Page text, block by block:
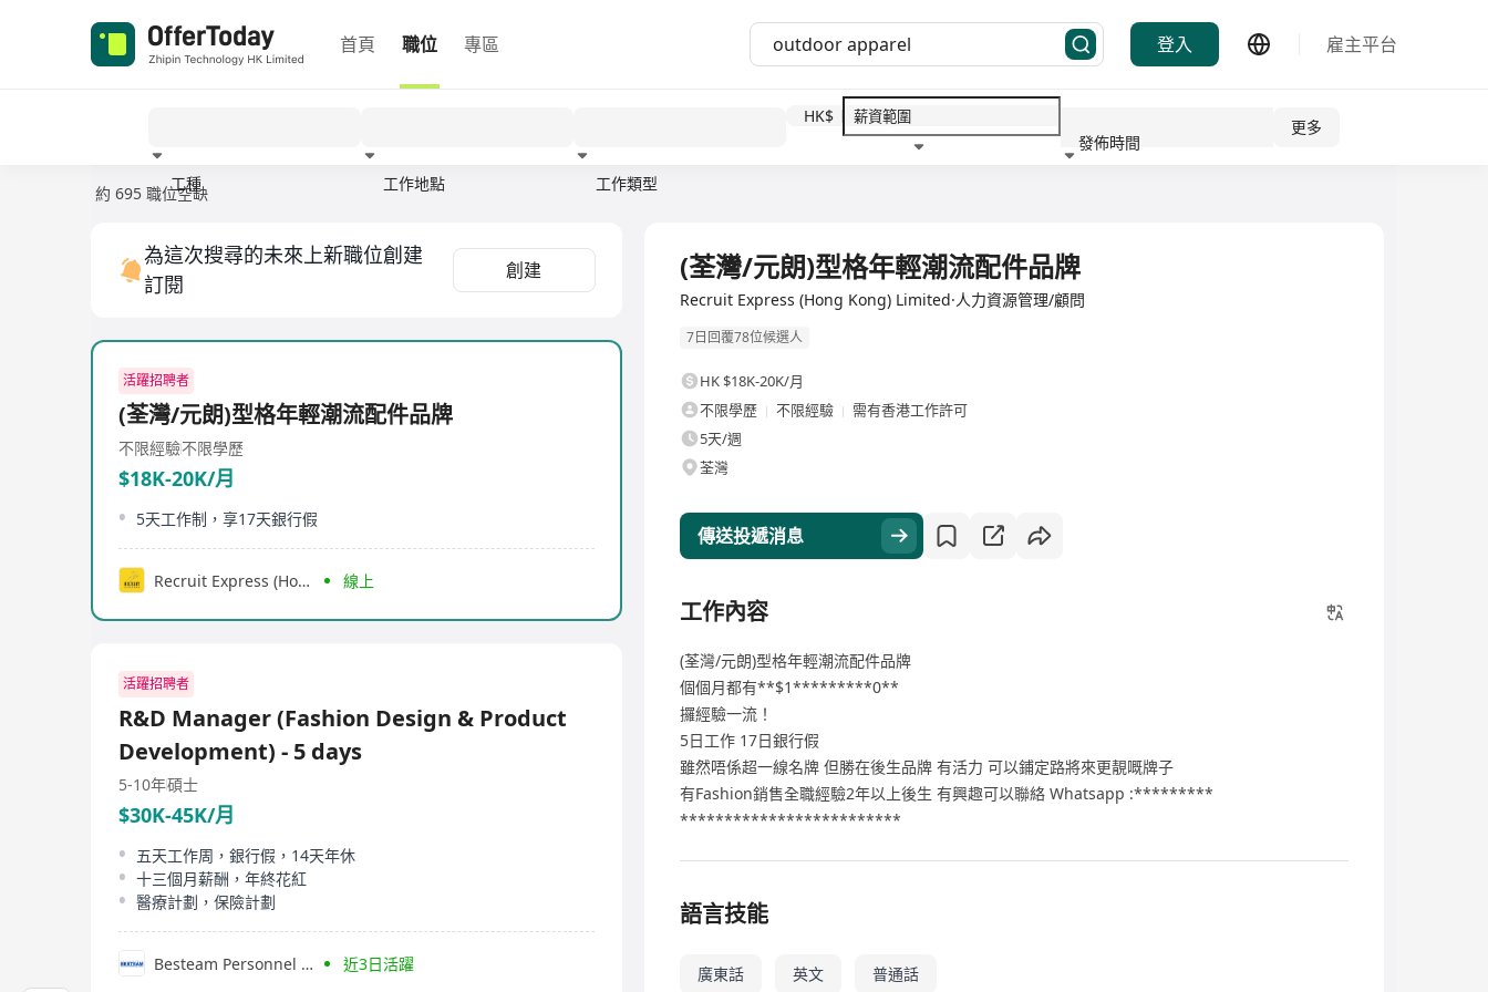
首頁 職位 專區 登入 雇主平台
工種 工作地點 工作類型
HK$
發佈時間
更多
約 695 職位空缺
為這次搜尋的未來上新職位創建
訂閱
創建
活躍招聘者
(荃灣/元朗)型格年輕潮流配件品牌
不限經驗不限學歷
$18K-20K/月
5天工作制，享17天銀行假
Recruit Express (Hong Kong) Limited 線上
活躍招聘者
R&D Manager (Fashion Design & Product
Development) - 5 days
5-10年碩士
$30K-45K/月
五天工作周，銀行假，14天年休
十三個月薪酬，年終花紅
醫療計劃，保險計劃
Besteam Personnel Consultancy Limited 近3日活躍
(荃灣/元朗)型格年輕潮流配件品牌
Recruit Express (Hong Kong) Limited·人力資源管理/顧問
7日回覆78位候選人
HK $18K-20K/月
不限學歷
不限經驗
需有香港工作許可
5天/週
荃灣
傳送投遞消息
工作內容
(荃灣/元朗)型格年輕潮流配件品牌
個個月都有**$1*********0**
攞經驗一流！
5日工作 17日銀行假
雖然唔係超一線名牌 但勝在後生品牌 有活力 可以鋪定路將來更靚嘅牌子
有Fashion銷售全職經驗2年以上後生 有興趣可以聯絡 Whatsapp :*********
*************************
語言技能
廣東話 英文 普通話